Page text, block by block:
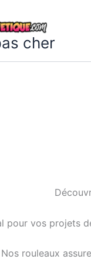
cher
pour vos projets
Nos rouleaux